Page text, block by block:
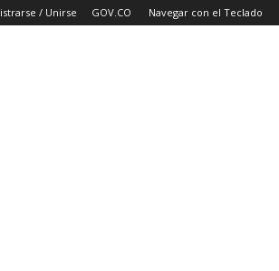
/ Unirse GOV.CO Navegar con el Teclado